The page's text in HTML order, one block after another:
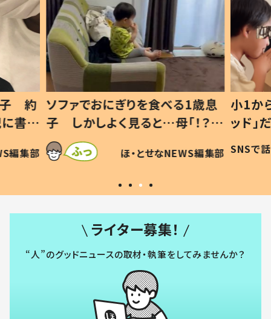
歳息
？」
編集部
小1から不登校、息子は「ギフテ
ッド」だった 父が“ウチ給食”を
作り続ける理由とは #令和の親
#令和の子
SNSで話題 ほ・とせなNEWS編集部
ひ孫
が、抱
「涙
い」
ライター募集！
“人”のグッドニュースの取材・執筆をしてみませんか？